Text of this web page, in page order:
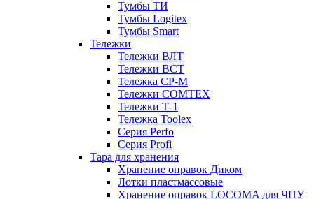
Тумбы ТИ
Тумбы Logitex
Тумбы Smart
Тележки
Тележки ВЛТ
Тележки ВСТ
Тележка СР-М
Тележки COMTEX
Тележки Т-1
Тележка Toolex
Серия Perfo
Серия Profi
Тара для хранения
Хранение оправок Диком
Лотки пластмассовые
Хранение оправок LOCOMA для ЧПУ